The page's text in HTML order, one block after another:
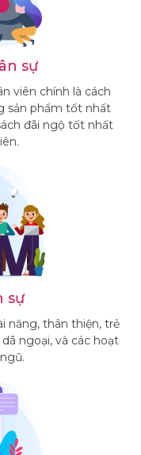
sự
viên chính là cách
sản phẩm tốt nhất
đãi ngộ tốt nhất
sự
năng, thân thiện, trẻ
ngoại, và các hoạt